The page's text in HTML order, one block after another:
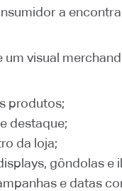
a
visual
produtos;
destaque;
da loja;
gôndolas e
e datas